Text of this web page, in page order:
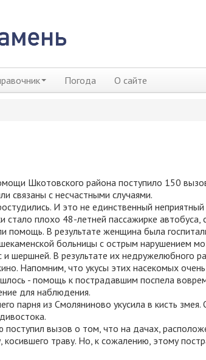
Погода О сайте
Шкотовского района поступило 150
связаны с несчастными случаями.
И это не единственный
плохо 48-летней пассажирке
помощь. В результате женщина была
больницы с острым нарушением
и шершней. В результате их недружелюбного
Напомним, что укусы этих насекомых
- помощь к пострадавшим поспела
для наблюдения.
парня из Смоляниново укусила в кисть
поступил вызов о том, что на дачах,
траву. Но, к сожалению, этому